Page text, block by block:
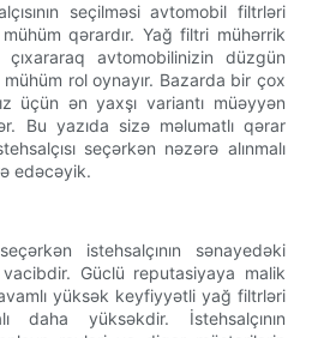
seçilməsi avtomobil filtrləri
qərardır. Yağ filtri mühərrik
çıxararaq avtomobilinizin düzgün
rol oynayır. Bazarda bir çox
üçün ən yaxşı variantı müəyyən
Bu yazıda sizə məlumatlı qərar
seçərkən nəzərə alınmalı
edəcəyik.
istehsalçının sənayedəki
Güclü reputasiyaya malik
yüksək keyfiyyətli yağ filtrləri
daha yüksəkdir. İstehsalçının